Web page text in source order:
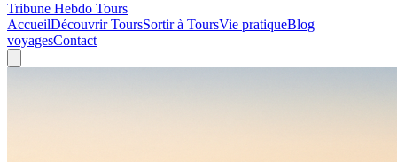
Tribune Hebdo Tours
AccueilDécouvrir ToursSortir à ToursVie pratiqueBlog
voyagesContact